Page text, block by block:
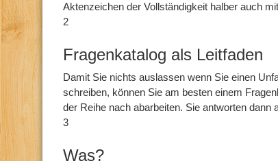
Aktenzeichen der Vollständigkeit halber auch
2
Fragenkatalog als Leitfaden
Damit Sie nichts auslassen wenn Sie einen
schreiben, können Sie am besten einem
der Reihe nach abarbeiten. Sie antworten dann
3
Was?